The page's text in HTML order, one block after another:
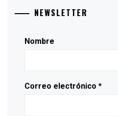
NEWSLETTER
Nombre
Correo electrónico *